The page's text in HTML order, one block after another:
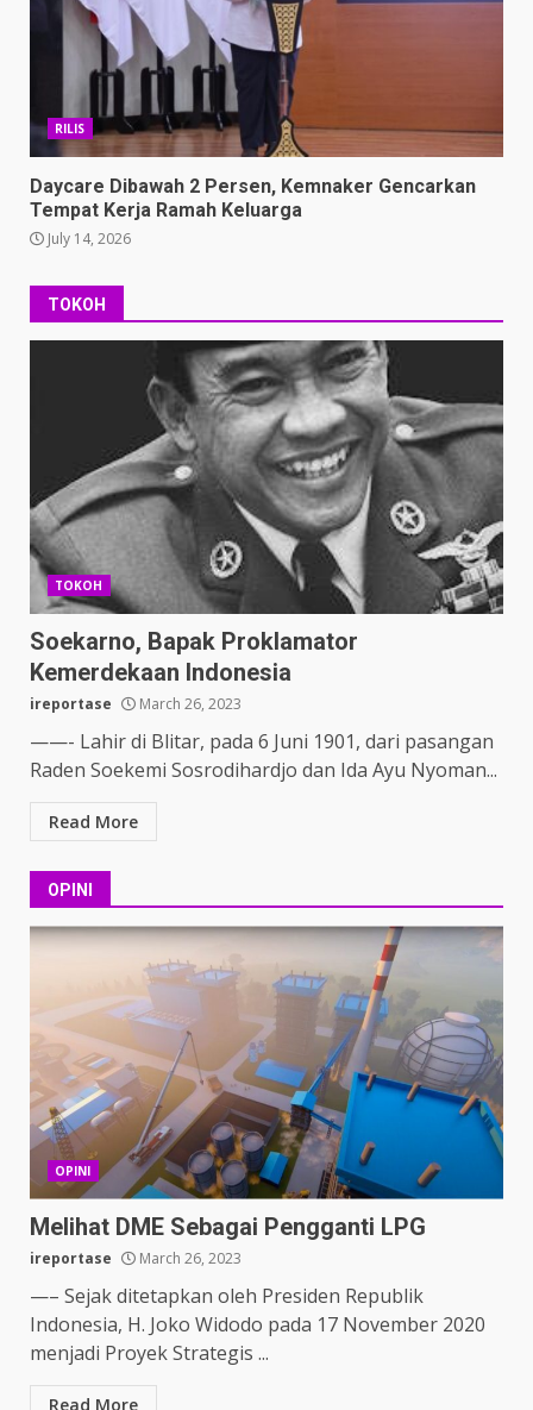
RILIS
Daycare Dibawah 2 Persen, Kemnaker Gencarkan
Tempat Kerja Ramah Keluarga
July 14, 2026
TOKOH
TOKOH
Soekarno, Bapak Proklamator
Kemerdekaan Indonesia
ireportase March 26, 2023
——- Lahir di Blitar, pada 6 Juni 1901, dari pasangan
Raden Soekemi Sosrodihardjo dan Ida Ayu Nyoman...
Read More
OPINI
OPINI
Melihat DME Sebagai Pengganti LPG
ireportase March 26, 2023
—– Sejak ditetapkan oleh Presiden Republik
Indonesia, H. Joko Widodo pada 17 November 2020
menjadi Proyek Strategis ...
Read More